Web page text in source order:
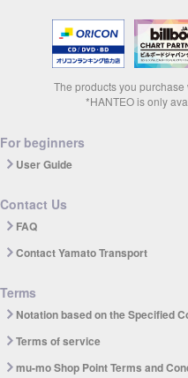
The products you
*HANTEO is only
For beginners
User Guide
Contact Us
FAQ
Contact Yamato Transport
Terms
Notation based on the Specified
Terms of service
mu-mo Shop Point Terms and